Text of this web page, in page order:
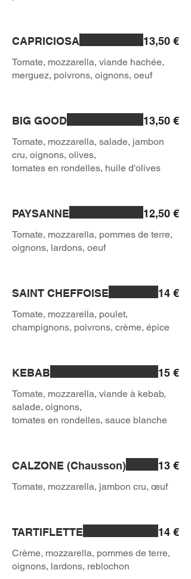
CAPRICIOSA
Tomate, mozzarella, viande hachée,
13,50 €
BIG GOOD
Tomate, mozzarella, salade, jambon
cru, oignons, olives,
tomates en rondelles, huile d'olives
13,50 €
PAYSANNE
Tomate, mozzarella, pommes de terre,
12,50 €
SAINT CHEFFOISE
Tomate, mozzarella, poulet,
14 €
KEBAB
Tomate, mozzarella, viande à kebab,
salade, oignons,
tomates en rondelles, sauce blanche
15 €
CALZONE (Chausson) 13 €
TARTIFLETTE
Crème, mozzarella, pommes de terre,
14 €